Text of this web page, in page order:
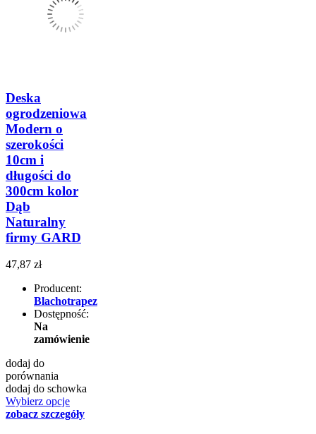
Deska
ogrodzeniowa
Modern o
szerokości
10cm i
długości do
300cm kolor
Dąb
Naturalny
firmy GARD
47,87 zł
Producent:
Blachotrapez
Dostępność:
Na
zamówienie
dodaj do
porównania
dodaj do schowka
Wybierz opcje
zobacz szczegóły